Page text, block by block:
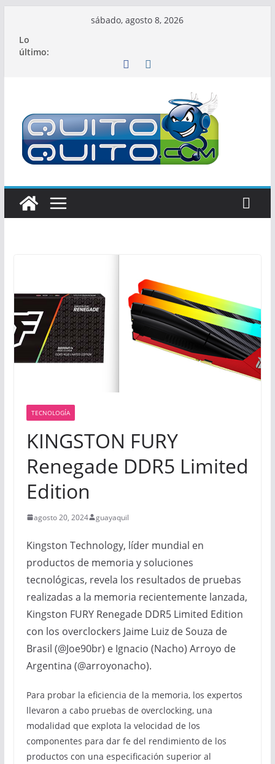
contenido
sábado, agosto 8, 2026
Lo
último:
TECNOLOGÍA
KINGSTON FURY
Renegade DDR5 Limited
Edition
agosto 20, 2024 guayaquil
Kingston Technology, líder mundial en
productos de memoria y soluciones
tecnológicas, revela los resultados de pruebas
realizadas a la memoria recientemente lanzada,
Kingston FURY Renegade DDR5 Limited Edition
con los overclockers Jaime Luiz de Souza de
Brasil (@Joe90br) e Ignacio (Nacho) Arroyo de
Argentina (@arroyonacho).
Para probar la eficiencia de la memoria, los expertos
llevaron a cabo pruebas de overclocking, una
modalidad que explota la velocidad de los
componentes para dar fe del rendimiento de los
productos con una especificación superior al